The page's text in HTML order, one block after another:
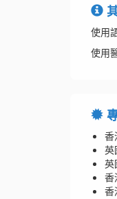
使用
使用
香
英
英
香
香